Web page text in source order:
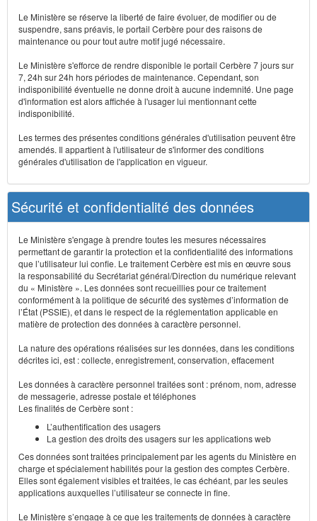
Le Ministère se réserve la liberté de faire évoluer, de modifier ou de
suspendre, sans préavis, le portail Cerbère pour des raisons de
maintenance ou pour tout autre motif jugé nécessaire.
Le Ministère s'efforce de rendre disponible le portail Cerbère 7 jours sur
7, 24h sur 24h hors périodes de maintenance. Cependant, son
indisponibilité éventuelle ne donne droit à aucune indemnité. Une page
d'information est alors affichée à l'usager lui mentionnant cette
indisponibilité.
Les termes des présentes conditions générales d'utilisation peuvent être
amendés. Il appartient à l'utilisateur de s'informer des conditions
générales d'utilisation de l'application en vigueur.
Sécurité et confidentialité des données
Le Ministère s'engage à prendre toutes les mesures nécessaires
permettant de garantir la protection et la confidentialité des informations
que l’utilisateur lui confie. Le traitement Cerbère est mis en œuvre sous
la responsabilité du Secrétariat général/Direction du numérique relevant
du « Ministère ». Les données sont recueillies pour ce traitement
conformément à la politique de sécurité des systèmes d’information de
l’État (PSSIE), et dans le respect de la réglementation applicable en
matière de protection des données à caractère personnel.
La nature des opérations réalisées sur les données, dans les conditions
décrites ici, est : collecte, enregistrement, conservation, effacement
Les données à caractère personnel traitées sont : prénom, nom, adresse
de messagerie, adresse postale et téléphones
Les finalités de Cerbère sont :
L’authentification des usagers
La gestion des droits des usagers sur les applications web
Ces données sont traitées principalement par les agents du Ministère en
charge et spécialement habilités pour la gestion des comptes Cerbère.
Elles sont également visibles et traitées, le cas échéant, par les seules
applications auxquelles l’utilisateur se connecte in fine.
Le Ministère s’engage à ce que les traitements de données à caractère